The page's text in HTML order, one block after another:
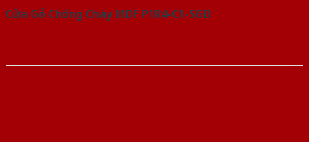
Cửa Gỗ Chống Cháy MDF P1R4-C1-SGD